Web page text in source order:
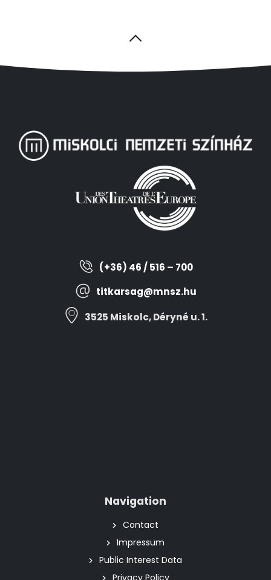
(+36) 46 / 516 – 700
titkarsag@mnsz.hu
3525 Miskolc, Déryné u. 1.
Navigation
Contact
Impressum
Public Interest Data
Privacy Policy